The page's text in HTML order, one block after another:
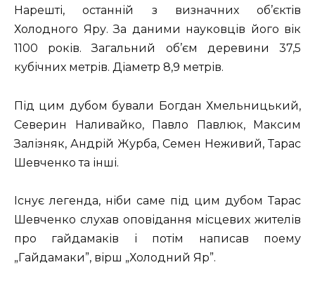
Нарешті, останній з визначних об’єктів
Холодного Яру. За даними науковців його вік
1100 років. Загальний об’єм деревини 37,5
кубічних метрів. Діаметр 8,9 метрів.
Під цим дубом бували Богдан Хмельницький,
Северин Наливайко, Павло Павлюк, Максим
Залізняк, Андрій Журба, Семен Неживий, Тарас
Шевченко та інші.
Існує легенда, ніби саме під цим дубом Тарас
Шевченко слухав оповідання місцевих жителів
про гайдамаків і потім написав поему
„Гайдамаки”, вірш „Холодний Яр”.